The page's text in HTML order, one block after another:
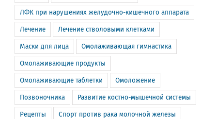
ЛФК при нарушениях желудочно-кишечного аппарата
Лечение Лечение стволовыми клетками
Маски для лица Омолаживающая гимнастика
Омолаживающие продукты
Омолаживающие таблетки Омоложение
Позвоночника Развитие костно-мышечной системы
Рецепты Спорт против рака молочной железы